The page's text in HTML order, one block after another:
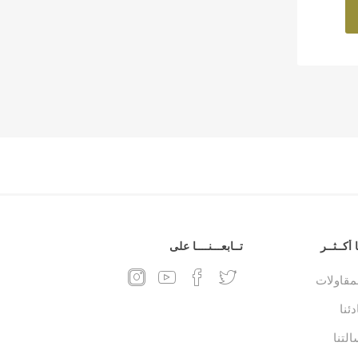
أكــثــر تــابعـــنــــا على